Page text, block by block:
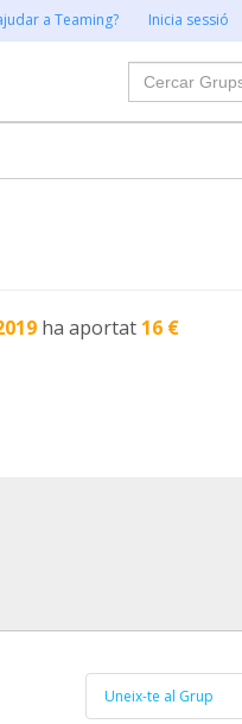
a Teaming? Inicia sessió
Cercar
ha aportat 16 €
Uneix-te al Grup